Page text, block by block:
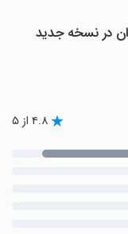
در نسخه جدید
۴.۸ از ۵